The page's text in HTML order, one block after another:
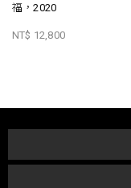
福，2020
NT$ 12,800